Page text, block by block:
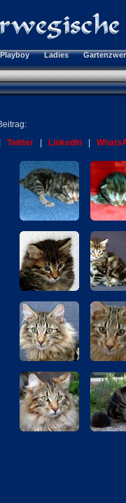
Playboy Ladies
Twitter LinkedIn